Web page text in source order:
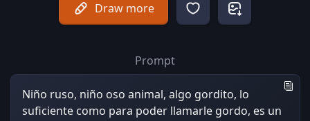
Draw more
Prompt
Niño ruso, niño oso animal, algo gordito, lo
suficiente como para poder llamarle gordo, es un